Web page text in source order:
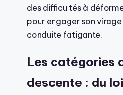
des difficultés à
pour engager son
conduite fatigante.
Les catégories
descente : du